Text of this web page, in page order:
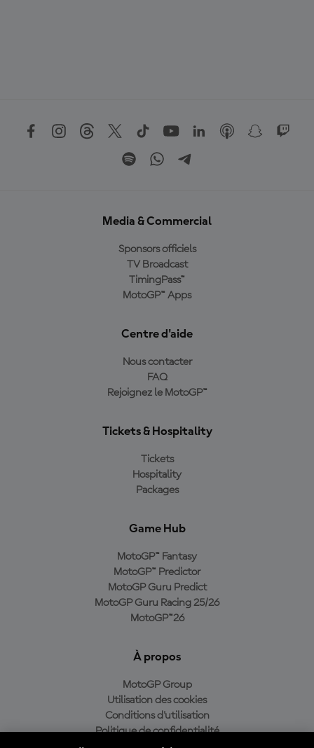
Media & Commercial
Sponsors officiels
TV Broadcast
TimingPass™
MotoGP™ Apps
Centre d'aide
Nous contacter
FAQ
Rejoignez le MotoGP™
Tickets & Hospitality
Tickets
Hospitality
Packages
Game Hub
MotoGP™ Fantasy
MotoGP™ Predictor
MotoGP Guru Predict
MotoGP Guru Racing 25/26
MotoGP™26
À propos
MotoGP Group
Utilisation des cookies
Conditions d'utilisation
Politique de confidentialité